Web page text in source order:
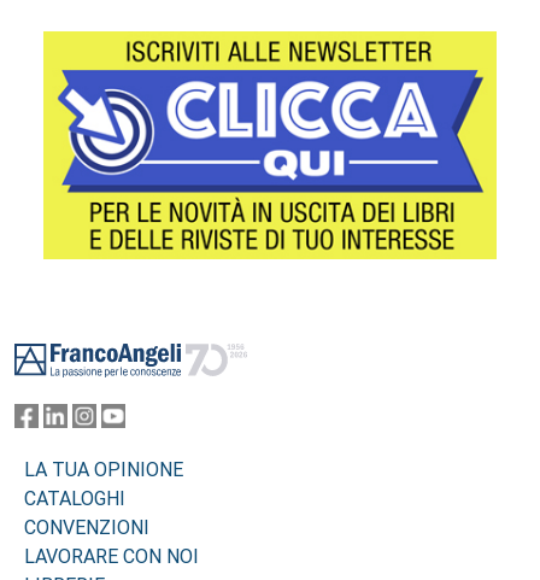
LA TUA OPINIONE
CATALOGHI
CONVENZIONI
LAVORARE CON NOI